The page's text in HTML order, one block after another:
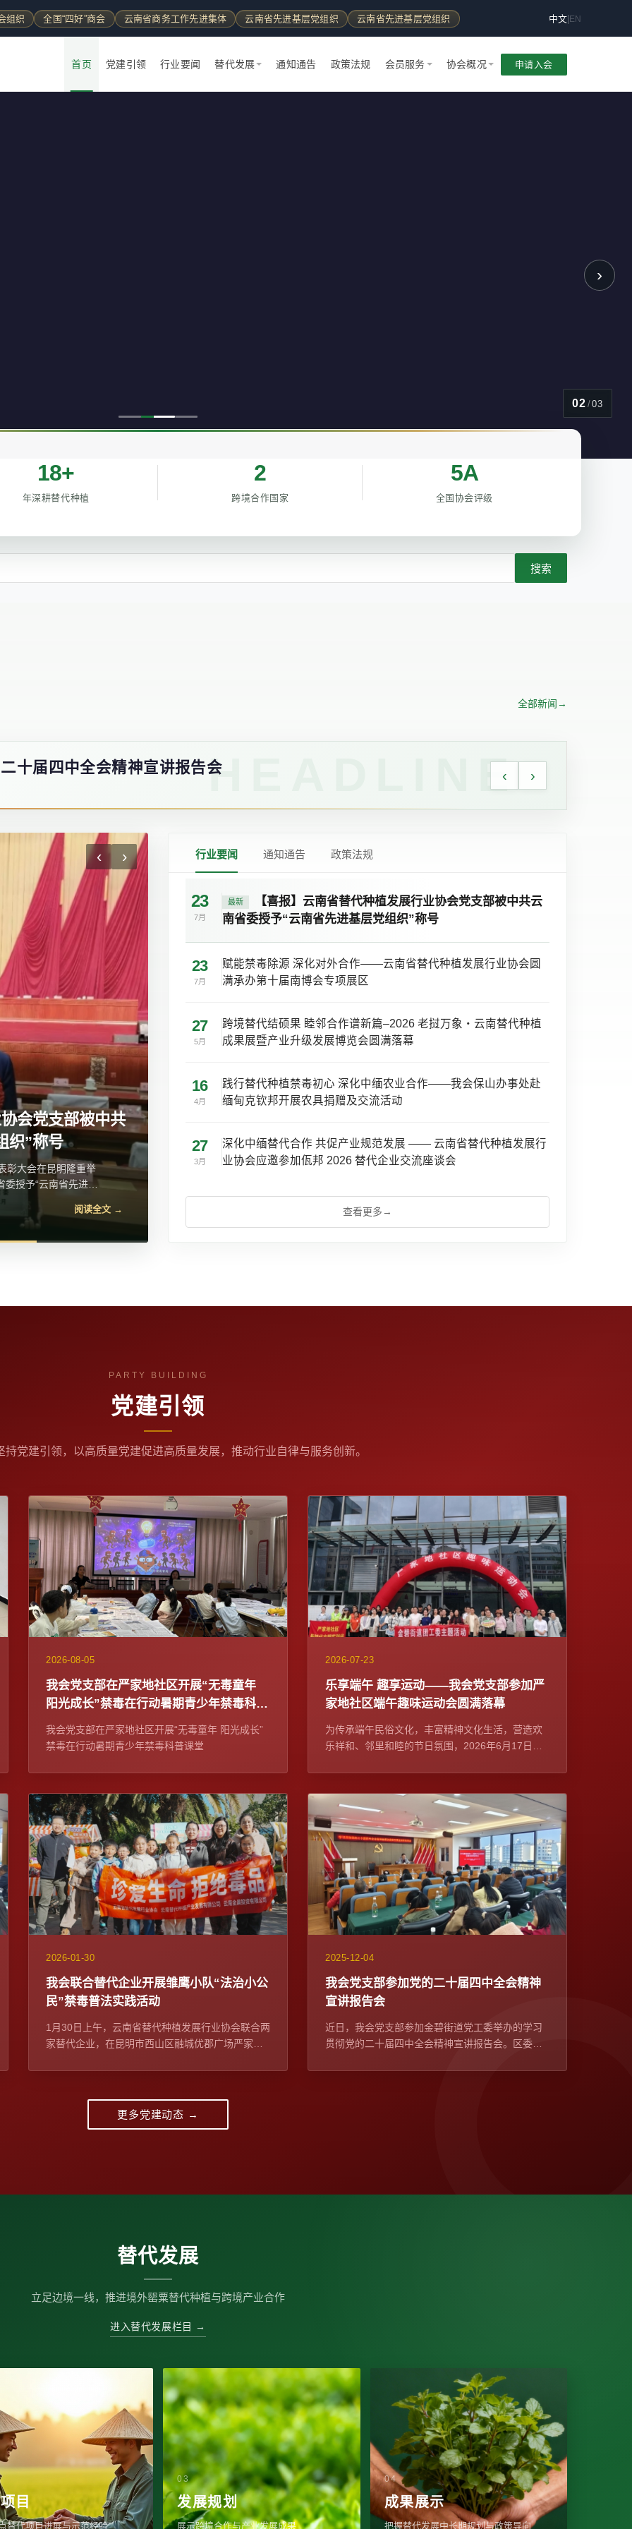
组织 全国“四好”商会 云南省商务工作先进集体 云南省先进基层党组织 云南省先进基层党组织 中文|EN
首页 党建引领 行业要闻 替代发展 通知通告 政策法规 会员服务 协会概况 申请入会
›
02 /03
18+
年深耕替代种植
2
跨境合作国家
5A
全国协会评级
搜索
全部新闻 →
十届四中全会精神宣讲报告会
南省替代种植发展行业协会第五届会员大会在昆召开 ‹ ›
精神宣讲报告会
党的二十届四中全会
主任苏学峰带队宣
阅读全文 →
‹ › 行业要闻 通知通告 政策法规
23
7月
最新
【喜报】云南省替代种植发展行业协会党支部被中共云
南省委授予“云南省先进基层党组织”称号
23
7月
赋能禁毒除源 深化对外合作——云南省替代种植发展行业协会圆
满承办第十届南博会专项展区
27
5月
跨境替代结硕果 睦邻合作谱新篇–2026 老挝万象・云南替代种植
成果展暨产业升级发展博览会圆满落幕
16
4月
践行替代种植禁毒初心 深化中缅农业合作——我会保山办事处赴
缅甸克钦邦开展农具捐赠及交流活动
27
3月
深化中缅替代合作 共促产业规范发展 —— 云南省替代种植发展行
业协会应邀参加佤邦 2026 替代企业交流座谈会
查看更多 →
党建引领
持党建引领，以高质量党建促进高质量发展，推动行业自律与服务创新。
2026-08-05
我会党支部在严家地社区开展“无毒童年
阳光成长”禁毒在行动暑期青少年禁毒科普
课堂
我会党支部在严家地社区开展“无毒童年 阳光成长”
禁毒在行动暑期青少年禁毒科普课堂
2026-07-23
乐享端午 趣享运动——我会党支部参加严
家地社区端午趣味运动会圆满落幕
为传承端午民俗文化，丰富精神文化生活，营造欢
乐祥和、邻里和睦的节日氛围，2026年6月17日，
2026-01-30
我会联合替代企业开展雏鹰小队“法治小公
民”禁毒普法实践活动
1月30日上午，云南省替代种植发展行业协会联合两
家替代企业，在昆明市西山区融城优郡广场严家地
2025-12-04
我会党支部参加党的二十届四中全会精神
宣讲报告会​
近日，我会党支部参加金碧街道党工委举办的学习
贯彻党的二十届四中全会精神宣讲报告会。区委宣
更多党建动态 →
替代发展
立足边境一线，推进境外罂粟替代种植与跨境产业合作
进入替代发展栏目 →
目
替代项目进展与示范经验
发展规划
展示跨境合作与产业发展成果
成果展示
把握替代发展中长期规划与政策导向